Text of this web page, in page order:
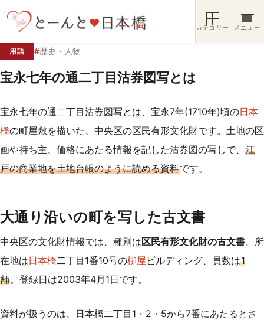
カテゴリー メニュー
用語 #歴史・人物
宝永七年の通二丁目沽券図写とは
宝永七年の通二丁目沽券図写とは、宝永7年(1710年)頃の日本
橋の町屋敷を描いた、中央区の区民有形文化財です。土地の区
画や持ち主、価格にあたる情報を記した沽券図の写しで、 江
戸の商業地を土地台帳のように読める資料です。
大通り沿いの町を写した古文書
中央区の文化財情報では、種別は区民有形文化財の古文書、所
在地は日本橋二丁目1番10号の柳屋 ビルディング、員数は1
舗。登録日は2003年4月1日です。
資料が扱うのは、日本橋二丁目1・2・5から7番にあたるとさ